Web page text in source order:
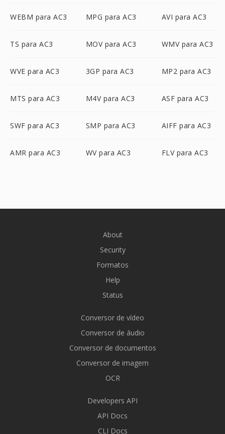
WEBM para AC3 MPG para AC3 AVI para AC3
TS para AC3 MOV para AC3 WMV para AC3
WVE para AC3 3GP para AC3 MP2 para AC3
MTS para AC3 M4V para AC3 ASF para AC3
SWF para AC3 SMP para AC3 AIFF para AC3
AMR para AC3 WV para AC3 FLV para AC3
About
Security
Formatos
Help
Status
Conversor de vídeo
Conversor de áudio
Conversor de documentos
Conversor de imagem
OCR
Developers API
API Docs
CLI Docs